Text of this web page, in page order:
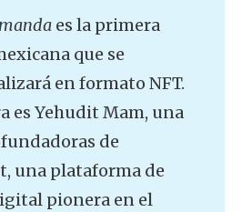
es la primera
que se
en formato NFT.
es Yehudit Mam, una
de
una plataforma de
pionera en el